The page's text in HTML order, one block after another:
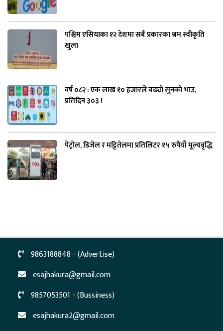
पश्चिम एसियाका १२ देशमा सबै प्रकारका श्रम स्वीकृति
खुला
वर्ष ०८२ : एक लाख १० हजारले बढ्यो सुनको भाउ,
प्रतिदिन ३०३ !
पेट्रोल, डिजेल र मट्टितेलमा प्रतिलिटर १५ रुपैयाँ मूल्यवृद्धि
9863188848 - (Advertise)
esajhakura@gmail.com
9857053501 - (Bussiness)
esajhakura2@gmail.com